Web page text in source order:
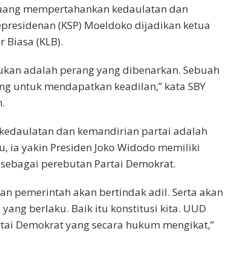
mempertahankan kedaulatan dan
(KSP) Moeldoko dijadikan ketua
(KLB).
adalah perang yang dibenarkan. Sebuah
untuk mendapatkan keadilan,” kata SBY
dan kemandirian partai adalah
ia yakin Presiden Joko Widodo memiliki
perebutan Partai Demokrat.
pemerintah akan bertindak adil. Serta akan
berlaku. Baik itu konstitusi kita. UUD
Demokrat yang secara hukum mengikat,”